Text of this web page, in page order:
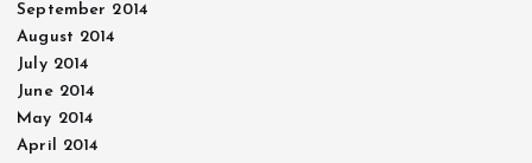
September 2014
August 2014
July 2014
June 2014
May 2014
April 2014